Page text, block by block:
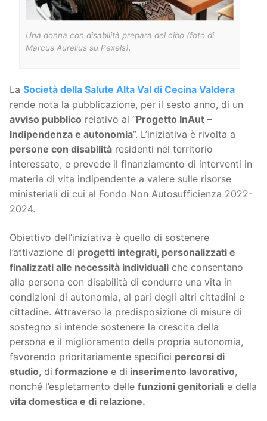
Una donna con disabilità prepara del cibo (foto di
Marcus Aurelius su Pexels).
La Società della Salute Alta Val di Cecina Valdera
rende nota la pubblicazione, per il sesto anno, di un
avviso pubblico relativo al “Progetto InAut –
Indipendenza e autonomia”. L’iniziativa è rivolta a
persone con disabilità residenti nel territorio
interessato, e prevede il finanziamento di interventi in
materia di vita indipendente a valere sulle risorse
ministeriali di cui al Fondo Non Autosufficienza 2022-
2024.
Obiettivo dell’iniziativa è quello di sostenere
l’attivazione di progetti integrati, personalizzati e
finalizzati alle necessità individuali che consentano
alla persona con disabilità di condurre una vita in
condizioni di autonomia, al pari degli altri cittadini e
cittadine. Attraverso la predisposizione di misure di
sostegno si intende sostenere la crescita della
persona e il miglioramento della propria autonomia,
favorendo prioritariamente specifici percorsi di
studio, di formazione e di inserimento lavorativo,
nonché l’espletamento delle funzioni genitoriali e della
vita domestica e di relazione.